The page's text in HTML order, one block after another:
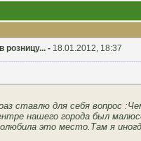
розницу... - 18.01.2012, 18:37
ставлю для себя вопрос
нашего города был
это место.Там я